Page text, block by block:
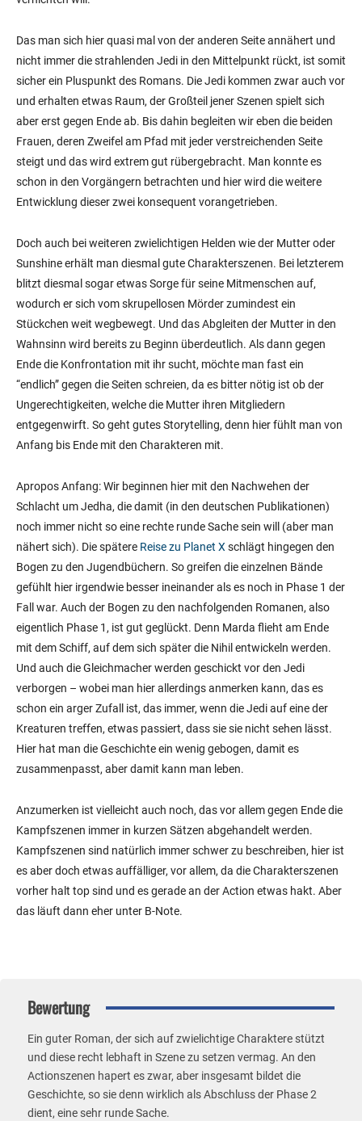
Das man sich hier quasi mal von der anderen Seite annähert und
nicht immer die strahlenden Jedi in den Mittelpunkt rückt, ist somit
sicher ein Pluspunkt des Romans. Die Jedi kommen zwar auch vor
und erhalten etwas Raum, der Großteil jener Szenen spielt sich
aber erst gegen Ende ab. Bis dahin begleiten wir eben die beiden
Frauen, deren Zweifel am Pfad mit jeder verstreichenden Seite
steigt und das wird extrem gut rübergebracht. Man konnte es
schon in den Vorgängern betrachten und hier wird die weitere
Entwicklung dieser zwei konsequent vorangetrieben.
Doch auch bei weiteren zwielichtigen Helden wie der Mutter oder
Sunshine erhält man diesmal gute Charakterszenen. Bei letzterem
blitzt diesmal sogar etwas Sorge für seine Mitmenschen auf,
wodurch er sich vom skrupellosen Mörder zumindest ein
Stückchen weit wegbewegt. Und das Abgleiten der Mutter in den
Wahnsinn wird bereits zu Beginn überdeutlich. Als dann gegen
Ende die Konfrontation mit ihr sucht, möchte man fast ein
“endlich” gegen die Seiten schreien, da es bitter nötig ist ob der
Ungerechtigkeiten, welche die Mutter ihren Mitgliedern
entgegenwirft. So geht gutes Storytelling, denn hier fühlt man von
Anfang bis Ende mit den Charakteren mit.
Apropos Anfang: Wir beginnen hier mit den Nachwehen der
Schlacht um Jedha, die damit (in den deutschen Publikationen)
noch immer nicht so eine rechte runde Sache sein will (aber man
nähert sich). Die spätere Reise zu Planet X schlägt hingegen den
Bogen zu den Jugendbüchern. So greifen die einzelnen Bände
gefühlt hier irgendwie besser ineinander als es noch in Phase 1 der
Fall war. Auch der Bogen zu den nachfolgenden Romanen, also
eigentlich Phase 1, ist gut geglückt. Denn Marda flieht am Ende
mit dem Schiff, auf dem sich später die Nihil entwickeln werden.
Und auch die Gleichmacher werden geschickt vor den Jedi
verborgen – wobei man hier allerdings anmerken kann, das es
schon ein arger Zufall ist, das immer, wenn die Jedi auf eine der
Kreaturen treffen, etwas passiert, dass sie sie nicht sehen lässt.
Hier hat man die Geschichte ein wenig gebogen, damit es
zusammenpasst, aber damit kann man leben.
Anzumerken ist vielleicht auch noch, das vor allem gegen Ende die
Kampfszenen immer in kurzen Sätzen abgehandelt werden.
Kampfszenen sind natürlich immer schwer zu beschreiben, hier ist
es aber doch etwas auffälliger, vor allem, da die Charakterszenen
vorher halt top sind und es gerade an der Action etwas hakt. Aber
das läuft dann eher unter B-Note.
Bewertung
Ein guter Roman, der sich auf zwielichtige Charaktere stützt
und diese recht lebhaft in Szene zu setzen vermag. An den
Actionszenen hapert es zwar, aber insgesamt bildet die
Geschichte, so sie denn wirklich als Abschluss der Phase 2
dient, eine sehr runde Sache.